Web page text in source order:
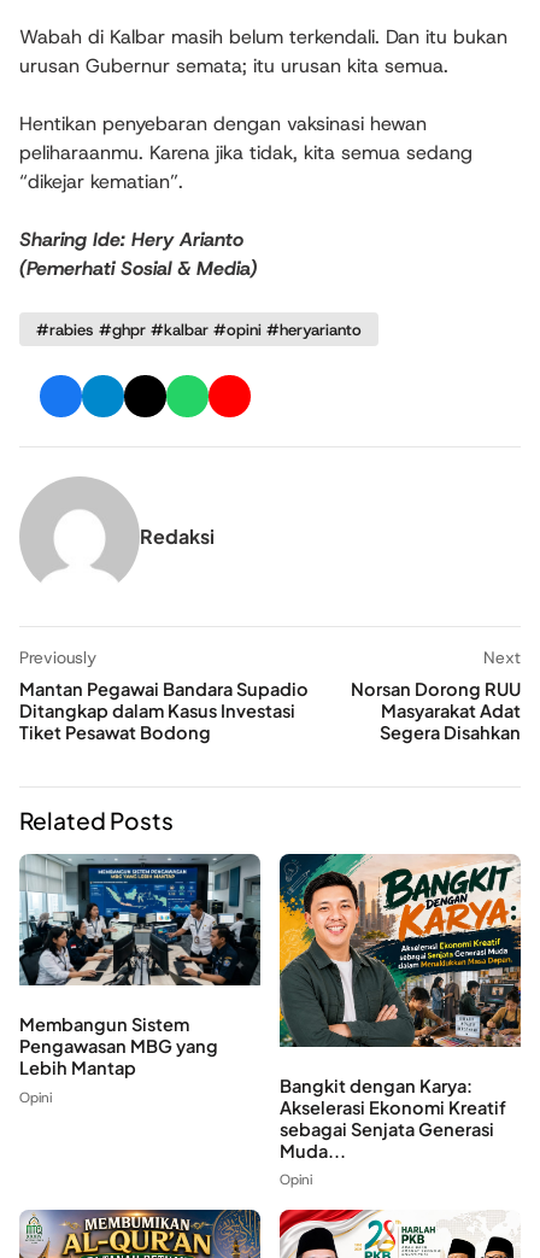
Wabah di Kalbar masih belum terkendali. Dan itu bukan
urusan Gubernur semata; itu urusan kita semua.
Hentikan penyebaran dengan vaksinasi hewan
peliharaanmu. Karena jika tidak, kita semua sedang
“dikejar kematian”.
Sharing Ide: Hery Arianto
(Pemerhati Sosial & Media)
#rabies #ghpr #kalbar #opini #heryarianto
Redaksi
Previously
Mantan Pegawai Bandara Supadio
Ditangkap dalam Kasus Investasi
Tiket Pesawat Bodong
Next
Norsan Dorong RUU
Masyarakat Adat
Segera Disahkan
Related Posts
Membangun Sistem
Pengawasan MBG yang
Lebih Mantap
Opini
Bangkit dengan Karya:
Akselerasi Ekonomi Kreatif
sebagai Senjata Generasi
Muda...
Opini